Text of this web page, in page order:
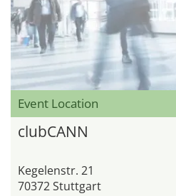
Event Location
clubCANN
Kegelenstr. 21
70372 Stuttgart